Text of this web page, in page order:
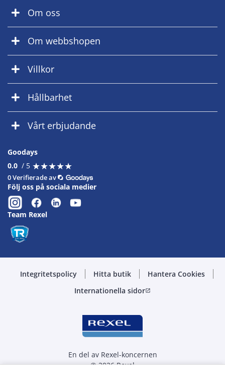
Om oss
Om webbshopen
Villkor
Hållbarhet
Vårt erbjudande
Goodays
0.0 / 5 ★★★★★
★★★★★
0 Verifierade av
Följ oss på sociala medier
Team Rexel
Integritetspolicy Hitta butik
Hantera Cookies
Internationella sidoropen_in_new
En del av Rexel-koncernen
© 2026 Rexel